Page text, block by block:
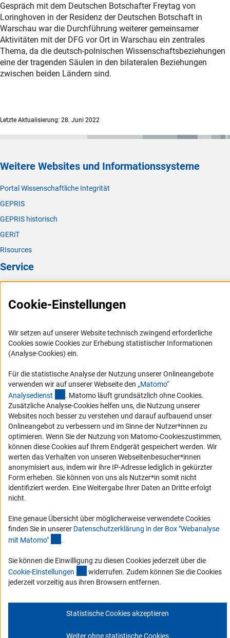
Gespräch mit dem Deutschen Botschafter Freytag von
Loringhoven in der Residenz der Deutschen Botschaft in
Warschau war die Durchführung weiterer gemeinsamer
Aktivitäten mit der DFG vor Ort in Warschau ein zentrales
Thema, da die deutsch-polnischen Wissenschaftsbeziehungen
eine der tragenden Säulen in den bilateralen Beziehungen
zwischen beiden Ländern sind.
Letzte Aktualisierung: 28. Juni 2022
Weitere Websites und Informationssysteme
Portal Wissenschaftliche Integrität
GEPRIS
GEPRIS historisch
GERiT
RIsources
Service
FAQ
Logo und Corporate Design
RSS-Feeds
Vergabeverfahren
Barrierefreiheit
Service und Informationen für Menschen mit Behinderungen
Erklärung zur Barrierefreiheit
Barriere melden
DFG-aktuell
Erhalten Sie Neuigkeiten aus der DFG direkt in Ihr Mailpostfach oder
schauen Sie sich die Ausgaben online an.
Zum Newsletter
Impressum Datenschutz Cookie-Einstellungen
Cookie-Einstellungen
Wir setzen auf unserer Website technisch zwingend erforderliche
Cookies sowie Cookies zur Erhebung statistischer Informationen
(Analyse-Cookies) ein.
Für die statistische Analyse der Nutzung unserer Onlineangebote
verwenden wir auf unserer Webseite den „Matomo“
Analysedienst (externer Link)
. Matomo läuft grundsätzlich ohne Cookies.
Zusätzliche Analyse-Cookies helfen uns, die Nutzung unserer
Websites noch besser zu verstehen und darauf aufbauend unser
Onlineangebot zu verbessern und im Sinne der Nutzer*innen zu
optimieren. Wenn Sie der Nutzung von Matomo-Cookieszustimmen,
können diese Cookies auf Ihrem Endgerät gespeichert werden. Wir
werten das Verhalten von unseren Webseitenbesucher*innen
anonymisiert aus, indem wir ihre IP-Adresse lediglich in gekürzter
Form erheben. Sie können von uns als Nutzer*in somit nicht
identifiziert werden. Eine Weitergabe Ihrer Daten an Dritte erfolgt
nicht.
Eine genaue Übersicht über möglicherweise verwendete Cookies
finden Sie in unserer Datenschutzerklärung in der Box "Webanalyse
mit Matomo" .
Sie können die Einwilligung zu diesen Cookies jederzeit über die
Cookie-Einstellungen (interner Link)
widerrufen. Zudem können Sie die Cookies
jederzeit vorzeitig aus ihren Browsern entfernen.
Statistische Cookies akzeptieren
Weiter ohne statistische Cookies